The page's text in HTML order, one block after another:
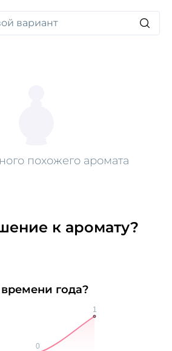
которое подчёркивает вашу
природную женственность.
похожего аромата
к аромату?
года?